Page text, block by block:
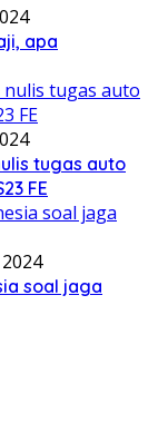
apa
tugas auto
FE
soal jaga